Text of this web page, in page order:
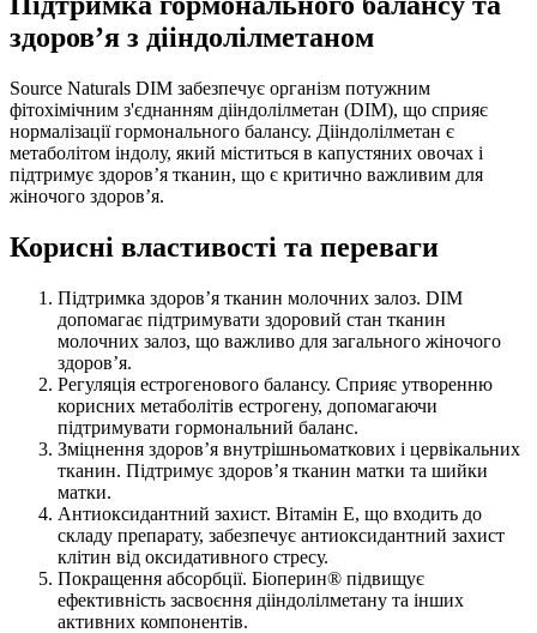
здоров’я з дііндолілметаном
Source Naturals DIM забезпечує організм потужним
фітохімічним з'єднанням дііндолілметан (DIM), що сприяє
нормалізації гормонального балансу. Дііндолілметан є
метаболітом індолу, який міститься в капустяних овочах і
підтримує здоров’я тканин, що є критично важливим для
жіночого здоров’я.
Корисні властивості та переваги
Підтримка здоров’я тканин молочних залоз. DIM
допомагає підтримувати здоровий стан тканин
молочних залоз, що важливо для загального жіночого
здоров’я.
Регуляція естрогенового балансу. Сприяє утворенню
корисних метаболітів естрогену, допомагаючи
підтримувати гормональний баланс.
Зміцнення здоров’я внутрішньоматкових і цервікальних
тканин. Підтримує здоров’я тканин матки та шийки
матки.
Антиоксидантний захист. Вітамін E, що входить до
складу препарату, забезпечує антиоксидантний захист
клітин від оксидативного стресу.
Покращення абсорбції. Біоперин® підвищує
ефективність засвоєння дііндолілметану та інших
активних компонентів.